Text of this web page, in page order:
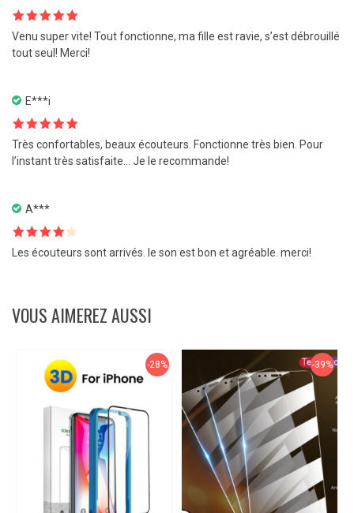
Note
5
Venu super vite! Tout fonctionne, ma fille est ravie, s’est débrouillé
tout seul! Merci!
E***i
Note
sur
5
Très confortables, beaux écouteurs. Fonctionne très bien. Pour
l’instant très satisfaite… Je le recommande!
A***
Note
sur 5
Les écouteurs sont arrivés. le son est bon et agréable. merci!
VOUS AIMEREZ AUSSI
-28% -39%